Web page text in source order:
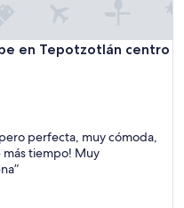
en Tepotzotlán centro
Tepotzotlán centro
perfecta, muy cómoda,
más tiempo! Muy